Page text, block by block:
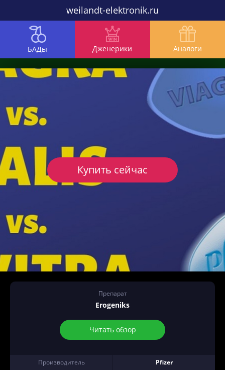
weilandt-elektronik.ru
БАДы Дженерики Аналоги
Препарат
Erogeniks
Читать обзор
Производитель
Pfizer
Купить сейчас